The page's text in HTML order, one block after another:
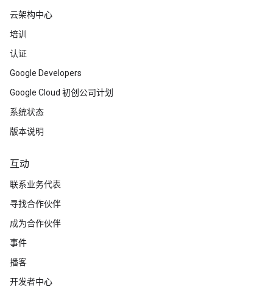
云架构中心
培训
认证
Google Developers
Google Cloud 初创公司计划
系统状态
版本说明
互动
联系业务代表
寻找合作伙伴
成为合作伙伴
事件
播客
开发者中心